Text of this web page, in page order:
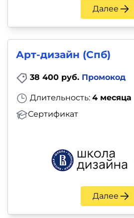
Далее
Арт-дизайн (Спб)
38 400 руб. Промокод
Длительность: 4 месяца
Сертификат
Далее